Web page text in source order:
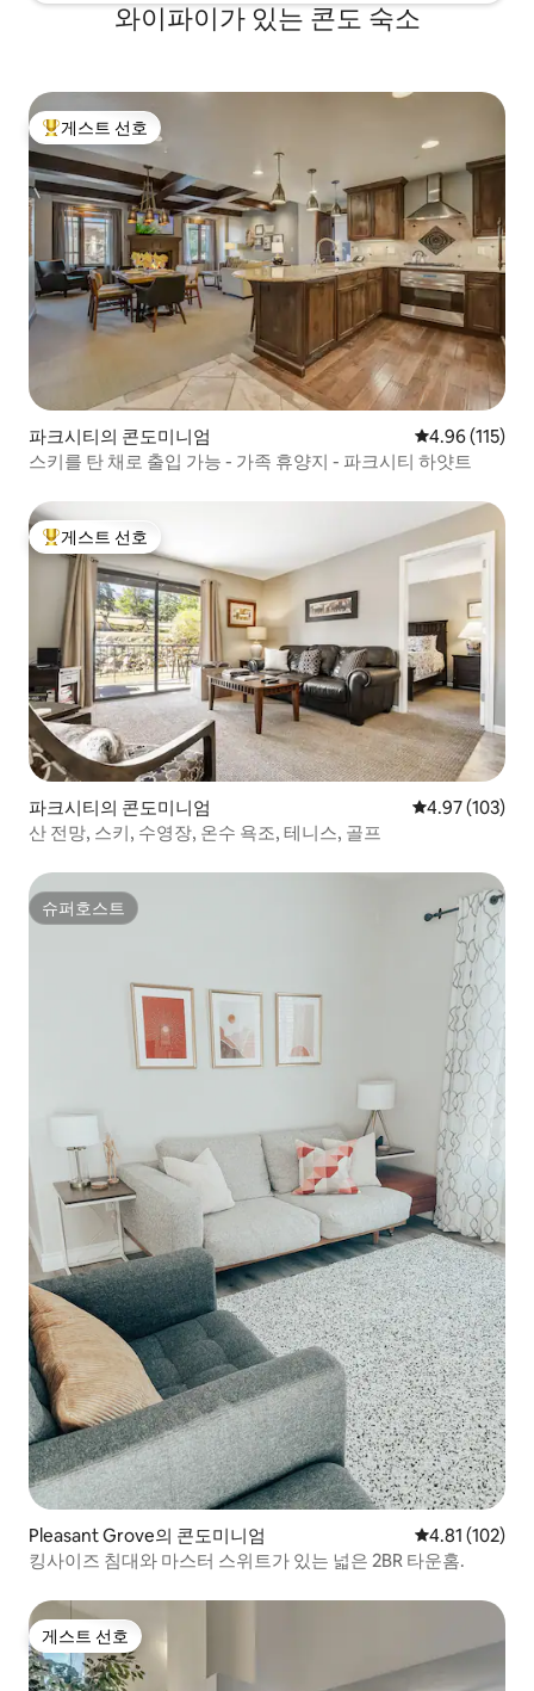
와이파이가 있는 콘도 숙소
상위 게스트 선호
게스트 선호
파크시티의 콘도미니엄 평점 4.96점(5
4.96 (115)
스키를 탄 채로 출입 가능 - 가족 휴양지 - 파크시티 하얏트
상위 게스트 선호
게스트 선호
파크시티의 콘도미니엄 평점 4.97점(5
4.97 (103)
산 전망, 스키, 수영장, 온수 욕조, 테니스, 골프
슈퍼호스트
슈퍼호스트
Pleasant Grove의 콘도미니엄 평점 4.81점(5
4.81 (102)
킹사이즈 침대와 마스터 스위트가 있는 넓은 2BR 타운홈.
게스트 선호
게스트 선호